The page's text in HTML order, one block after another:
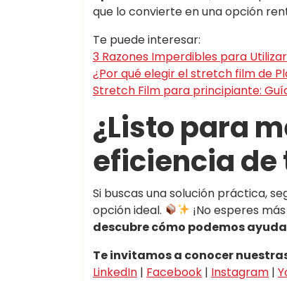
que lo convierte en una opción
Te puede interesar:
3 Razones Imperdibles para
‌¿Por qué elegir el stretch film de
Stretch Film para principiante:
¿Listo para
eficiencia de
Si buscas una solución práctica,
opción ideal.
¡No esperes
descubre cómo podemos
Te invitamos a conocer
LinkedIn | Facebook | Instagram |